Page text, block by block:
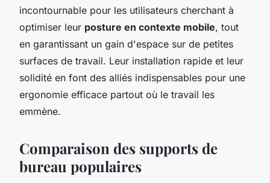
incontournable pour les utilisateurs cherchant à
optimiser leur posture en contexte mobile, tout
en garantissant un gain d'espace sur de petites
surfaces de travail. Leur installation rapide et leur
solidité en font des alliés indispensables pour une
ergonomie efficace partout où le travail les
emmène.
Comparaison des supports de
bureau populaires